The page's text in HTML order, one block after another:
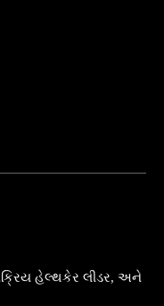
હેલ્થકેર લીડર, અને